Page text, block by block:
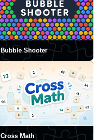
Bubble Shooter
Cross Math